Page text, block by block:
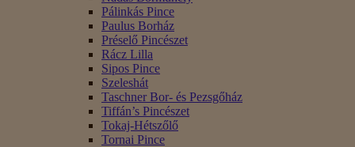
Pálinkás Pince
Paulus Borház
Préselő Pincészet
Rácz Lilla
Sipos Pince
Szeleshát
Taschner Bor- és Pezsgőház
Tiffán’s Pincészet
Tokaj-Hétszőlő
Tornai Pince